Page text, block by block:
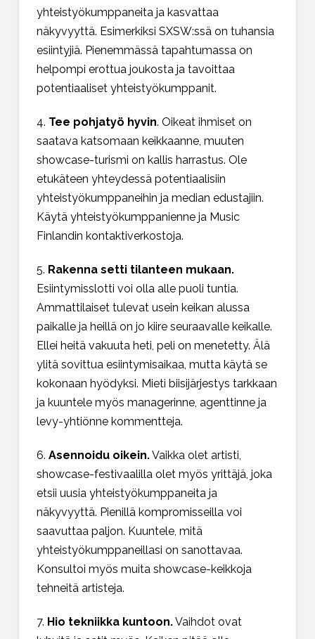
yhteistyökumppaneita ja kasvattaa
näkyvyyttä. Esimerkiksi SXSW:ssä on tuhansia
esiintyjiä. Pienemmässä tapahtumassa on
helpompi erottua joukosta ja tavoittaa
potentiaaliset yhteistyökumppanit.
4. Tee pohjatyö hyvin. Oikeat ihmiset on
saatava katsomaan keikkaanne, muuten
showcase-turismi on kallis harrastus. Ole
etukäteen yhteydessä potentiaalisiin
yhteistyökumppaneihin ja median edustajiin.
Käytä yhteistyökumppanienne ja Music
Finlandin kontaktiverkostoja.
5. Rakenna setti tilanteen mukaan.
Esiintymisslotti voi olla alle puoli tuntia.
Ammattilaiset tulevat usein keikan alussa
paikalle ja heillä on jo kiire seuraavalle keikalle.
Ellei heitä vakuuta heti, peli on menetetty. Älä
ylitä sovittua esiintymisaikaa, mutta käytä se
kokonaan hyödyksi. Mieti biisijärjestys tarkkaan
ja kuuntele myös managerinne, agenttinne ja
levy-yhtiönne kommentteja.
6. Asennoidu oikein.Vaikka olet artisti,
showcase-festivaalilla olet myös yrittäjä, joka
etsii uusia yhteistyökumppaneita ja
näkyvyyttä. Pienillä kompromisseilla voi
saavuttaa paljon. Kuuntele, mitä
yhteistyökumppaneillasi on sanottavaa.
Konsultoi myös muita showcase-keikkoja
tehneitä artisteja.
7. Hio tekniikka kuntoon.Vaihdot ovat